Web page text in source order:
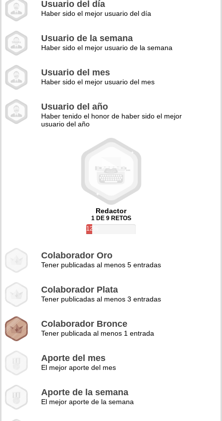
Usuario del día
Haber sido el mejor usuario del día
Usuario de la semana
Haber sido el mejor usuario de la semana
Usuario del mes
Haber sido el mejor usuario del mes
Usuario del año
Haber tenido el honor de haber sido el mejor
usuario del año
Redactor
1 DE 9 RETOS
12%
Colaborador Oro
Tener publicadas al menos 5 entradas
Colaborador Plata
Tener publicadas al menos 3 entradas
Colaborador Bronce
Tener publicada al menos 1 entrada
Aporte del mes
El mejor aporte del mes
Aporte de la semana
El mejor aporte de la semana